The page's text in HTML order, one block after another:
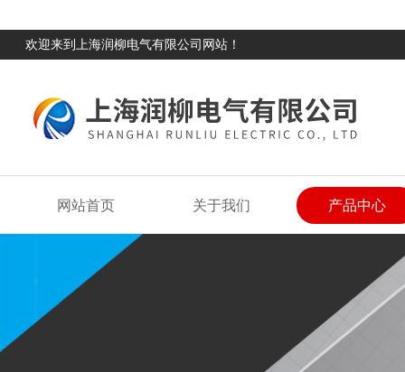
欢迎来到上海润柳电气有限公司网站！
网站首页 关于我们 产品中心